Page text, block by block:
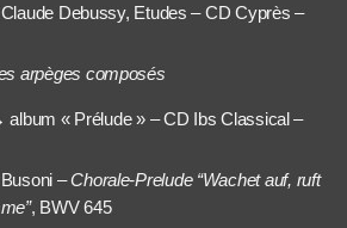
Debussy, Etudes – CD Cyprès –
arpèges composés
album « Prélude » – CD Ibs Classical –
–Chorale-Prelude “Wachet auf, ruft
, BWV 645